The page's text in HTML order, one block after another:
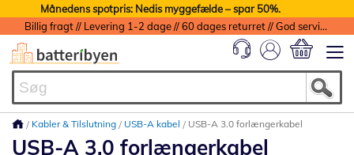
Månedens spotpris: Nedis myggefælde – spar 50%.
Billig fragt // Levering 1-2 dage // 60 dages returret // God service med garanti
Kabler & Tilslutning USB-A kabel USB-A 3.0 forlængerkabel
USB-A 3.0 forlængerkabel